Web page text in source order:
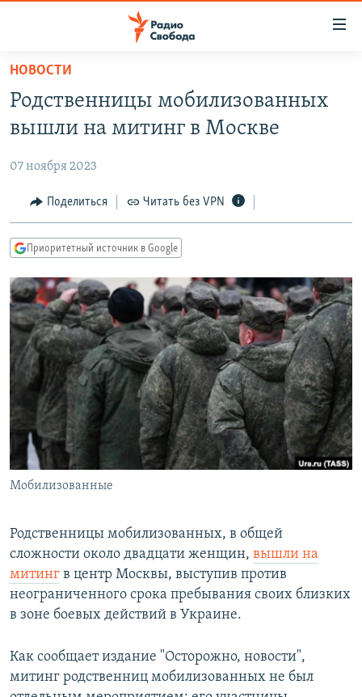
упрощенного
доступа
основному
Вернутся
главной
навигации
Вернутся
поиску
ПОДКАСТЫ
ЦИТАТЫ СВОБОДЫ
МНЕНИЯ
IDEL.РЕАЛИИ
КАВКАЗ.РЕАЛИИ
СЕВЕР.РЕАЛИИ
СИБИРЬ.РЕАЛИИ
РАСПИСАНИЕ ВЕЩАНИЯ
ПОДПИШИТЕСЬ НА РАССЫЛКУ
СОЦИАЛЬНЫЕ СЕТИ
Все сайты РСЕ/РС
НОВОСТИ
Родственницы мобилизованных
вышли на митинг в Москве
07 ноября 2023
Поделиться Читать без VPN
Приоритетный источник в Google
Мобилизованные
Родственницы мобилизованных, в общей
сложности около двадцати женщин, вышли на
митинг в центр Москвы, выступив против
неограниченного срока пребывания своих близких
в зоне боевых действий в Украине.
Как сообщает издание "Осторожно, новости",
митинг родственниц мобилизованных не был